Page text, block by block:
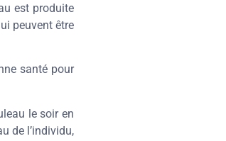
est produite
peuvent être
santé pour
le soir en
de l’individu,